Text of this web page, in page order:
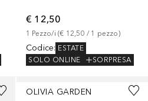
€ 12,50
1 Pezzo/i (€ 12,50 / 1 pezzo)
Codice: ESTATE
SOLO ONLINE
SORPRESA
OLIVIA GARDEN